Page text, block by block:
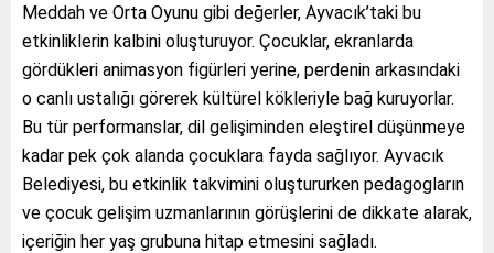
Meddah ve Orta Oyunu gibi değerler, Ayvacık’taki bu
etkinliklerin kalbini oluşturuyor. Çocuklar, ekranlarda
gördükleri animasyon figürleri yerine, perdenin arkasındaki
o canlı ustalığı görerek kültürel kökleriyle bağ kuruyorlar.
Bu tür performanslar, dil gelişiminden eleştirel düşünmeye
kadar pek çok alanda çocuklara fayda sağlıyor. Ayvacık
Belediyesi, bu etkinlik takvimini oluştururken pedagogların
ve çocuk gelişim uzmanlarının görüşlerini de dikkate alarak,
içeriğin her yaş grubuna hitap etmesini sağladı.